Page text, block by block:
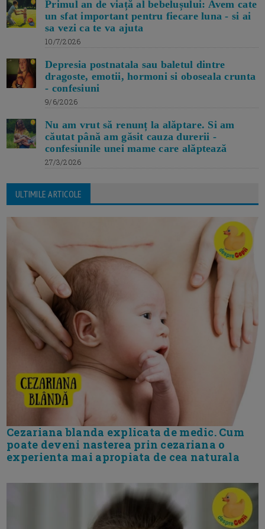
Primul an de viață al bebelușului: Avem cate
un sfat important pentru fiecare luna - si ai
sa vezi ca te va ajuta
10/7/2026
Depresia postnatala sau baletul dintre
dragoste, emotii, hormoni si oboseala crunta
- confesiuni
9/6/2026
Nu am vrut să renunț la alăptare. Si am
căutat până am găsit cauza durerii -
confesiunile unei mame care alăptează
27/3/2026
ULTIMILE ARTICOLE
Cezariana blanda explicata de medic. Cum
poate deveni nasterea prin cezariana o
experienta mai apropiata de cea naturala